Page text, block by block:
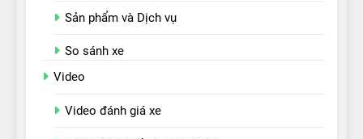
Sản phẩm và Dịch vụ
So sánh xe
Video
Video đánh giá xe